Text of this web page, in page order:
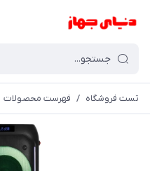
تست فروشگاه / فهرست محصولات